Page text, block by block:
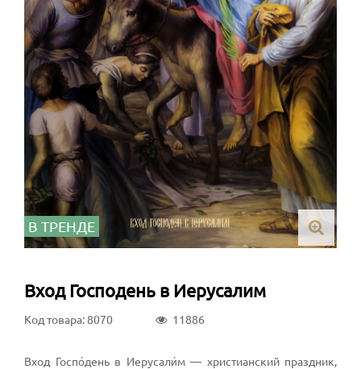
В ТРЕНДЕ
Вход Господень в Иерусалим
Код товара: 8070 11886
Вход Госпо́день в Иерусали́м — христианский праздник,